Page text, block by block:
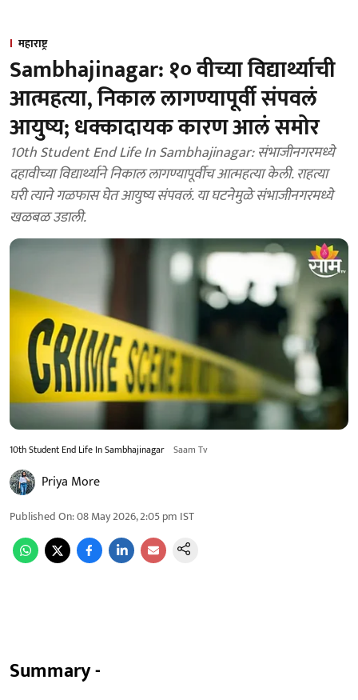
महाराष्ट्र
Sambhajinagar: १० वीच्या विद्यार्थ्याची
आत्महत्या, निकाल लागण्यापूर्वी संपवलं
आयुष्य; धक्कादायक कारण आलं समोर
10th Student End Life In Sambhajinagar: संभाजीनगरमध्ये
दहावीच्या विद्यार्थ्याने निकाल लागण्यापूर्वीच आत्महत्या केली. राहत्या
घरी त्याने गळफास घेत आयुष्य संपवलं. या घटनेमुळे संभाजीनगरमध्ये
खळबळ उडाली.
10th Student End Life In Sambhajinagar Saam Tv
Priya More
Published On:08 May 2026, 2:05 pm IST
Summary -